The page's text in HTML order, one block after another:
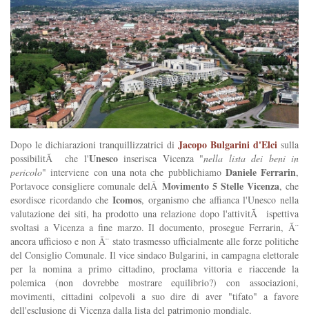
Dopo le dichiarazioni tranquillizzatrici di Jacopo Bulgarini d'Elci sulla
possibilitÃ che l'Unescoinserisca Vicenza "nella lista dei beni in
pericolo" interviene con una nota che pubblichiamo Daniele Ferrarin,
Portavoce consigliere comunale delÂ Movimento 5 Stelle Vicenza, che
esordisce ricordando che Icomos, organismo che affianca l'Unesco nella
valutazione dei siti, ha prodotto una relazione dopo l'attivitÃ ispettiva
svoltasi a Vicenza a fine marzo. Il documento, prosegue Ferrarin, Ã¨
ancora ufficioso e non Ã¨ stato trasmesso ufficialmente alle forze politiche
del Consiglio Comunale. Il vice sindaco Bulgarini, in campagna elettorale
per la nomina a primo cittadino, proclama vittoria e riaccende la
polemica (non dovrebbe mostrare equilibrio?) con associazioni,
movimenti, cittadini colpevoli a suo dire di aver "tifato" a favore
dell'esclusione di Vicenza dalla lista del patrimonio mondiale.